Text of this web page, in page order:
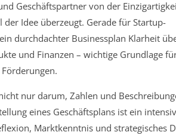
Geschäftspartner von der
der Idee überzeugt. Gerade für Startup-
durchdachter Businessplan Klarheit
und Finanzen – wichtige Grundlage
nur darum, Zahlen und
eines Geschäftsplans ist ein
Marktkenntnis und strategisches